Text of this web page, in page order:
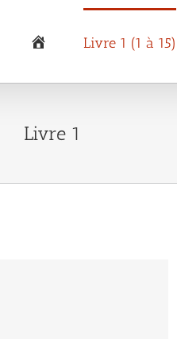
AccueilLivre 1 (1 à 15)
Livre 1